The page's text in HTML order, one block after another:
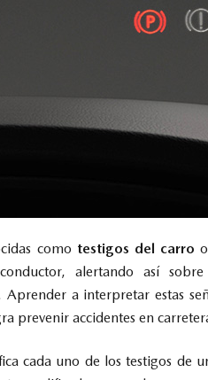
como testigos del carro
alertando así
a interpretar estas
prevenir accidentes en
cada uno de los testigos de